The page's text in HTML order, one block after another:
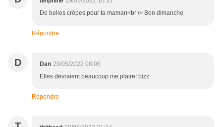
De belles crêpes pour ta maman<br /> Bon dimanche
Répondre
D Dan 29/05/2022 08:06
Elles devraient beaucoup me plaire! bizz
Répondre